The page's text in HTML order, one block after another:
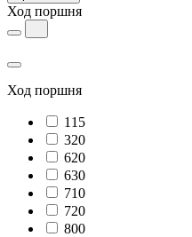
Ход поршня
Ход поршня
115
320
620
630
710
720
800